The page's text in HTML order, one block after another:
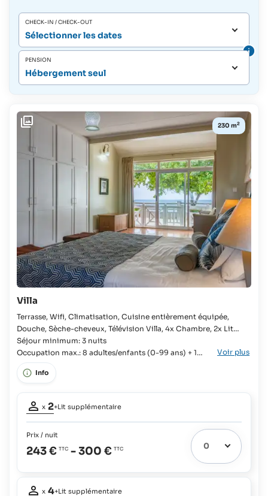
CHECK-IN / CHECK-OUT
Sélectionner les dates
PENSION
Hébergement seul
Villa
230 m2
Terrasse, Wifi, Climatisation, Cuisine entièrement équipée,
Douche, Sèche-cheveux, Télévision Villa, 4x Chambre, 2x Lit
simple, 3x Lit King-size, Lit bébé possible, Salle de bains, Salle de
bains en suite, Réfrigérateur avec compartiment congélateur,
Cuisinière, Four, Grille-pain, Cafetière à piston, Machine
Nespresso,
Séjour minimum: 3 nuits
Occupation max.: 8 adultes/enfants (0-99 ans) + 1
bébé (0-2 ans)
Voir plus
Info
Occupation
Lit extra
possible:
et
enfants
x 2+Lit supplémentaire
Prix / nuit
243 € -300 €
Occupation
x 4+Lit supplémentaire